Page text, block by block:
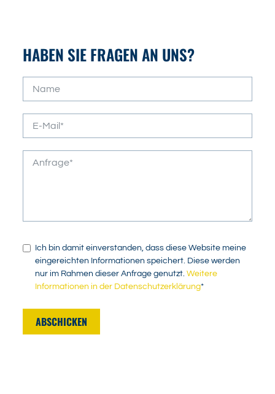
HABEN SIE FRAGEN AN UNS?
Ich bin damit einverstanden, dass diese Website meine
eingereichten Informationen speichert. Diese werden
nur im Rahmen dieser Anfrage genutzt.Weitere
Informationen in der Datenschutzerklärung*
ABSCHICKEN